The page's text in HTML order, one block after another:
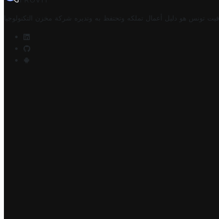
تونس هو دليل أعمال تملكه وتحتفظ به وتديره شركة مخزن التكنولوجيا